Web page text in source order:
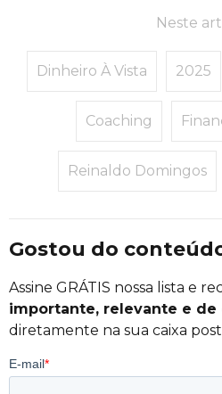
Neste
Dinheiro À Vista 2025
Coaching
Reinaldo Domingos
Gostou do
Assine GRÁTIS nossa lista e
importante, relevante e de
diretamente na sua caixa